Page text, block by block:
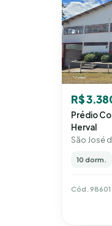
R$
Prédio
Herval
São José
10 dorm.
Cód. 98601